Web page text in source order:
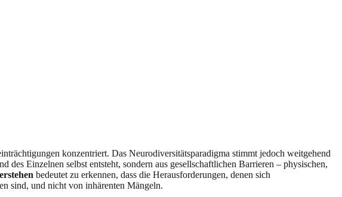
konzentriert. Das Neurodiversitätsparadigma stimmt jedoch weitgehend
Einzelnen selbst entsteht, sondern aus gesellschaftlichen Barrieren – physischen,
bedeutet zu erkennen, dass die Herausforderungen, denen sich
sind, und nicht von inhärenten Mängeln.